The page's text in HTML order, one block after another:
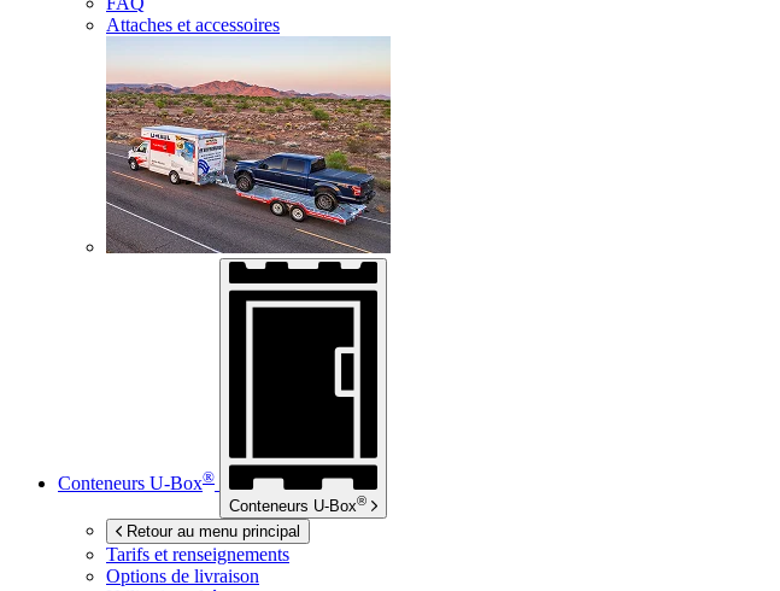
Attaches et accessoires
Conteneurs U-Box®
Conteneurs U-Box®
Retour au menu principal
Tarifs et renseignements
Options de livraison